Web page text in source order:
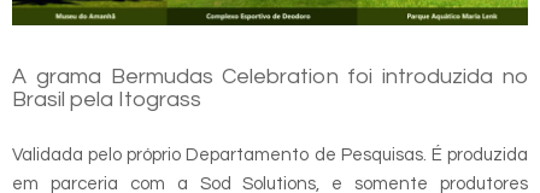
A grama Bermudas Celebration foi introduzida no
Brasil pela Itograss
Validada pelo próprio Departamento de Pesquisas. É produzida
em parceria com a Sod Solutions, e somente produtores